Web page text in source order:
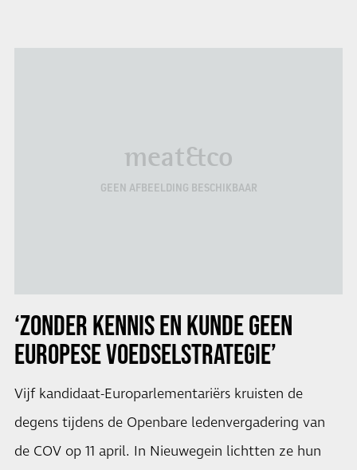
meat&co
GEEN AFBEELDING BESCHIKBAAR
‘ZONDER KENNIS EN KUNDE GEEN
EUROPESE VOEDSELSTRATEGIE’
Vijf kandidaat-Europarlementariërs kruisten de
degens tijdens de Openbare ledenvergadering van
de COV op 11 april. In Nieuwegein lichtten ze hun